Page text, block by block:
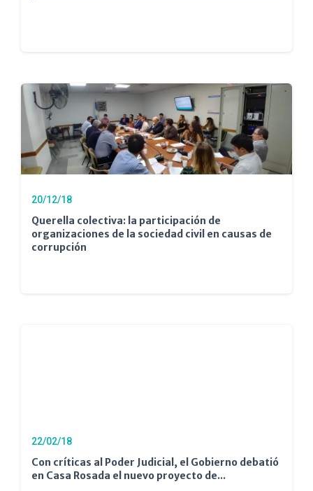
20/12/18
Querella colectiva: la participación de
organizaciones de la sociedad civil en causas de
corrupción
22/02/18
Con críticas al Poder Judicial, el Gobierno debatió
en Casa Rosada el nuevo proyecto de...